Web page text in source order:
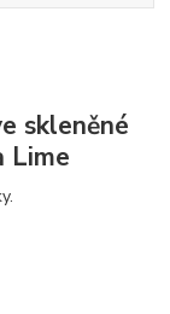
skleněné
Lime